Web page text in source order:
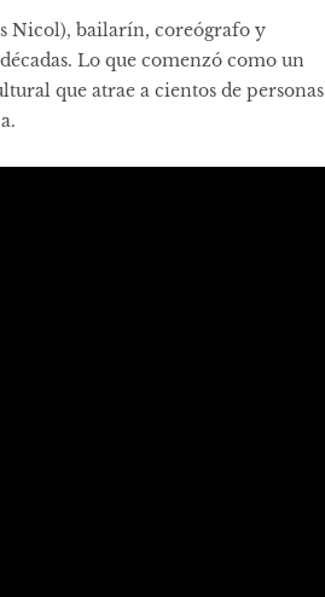
Nicol), bailarín, coreógrafo y
Lo que comenzó como un
que atrae a cientos de personas